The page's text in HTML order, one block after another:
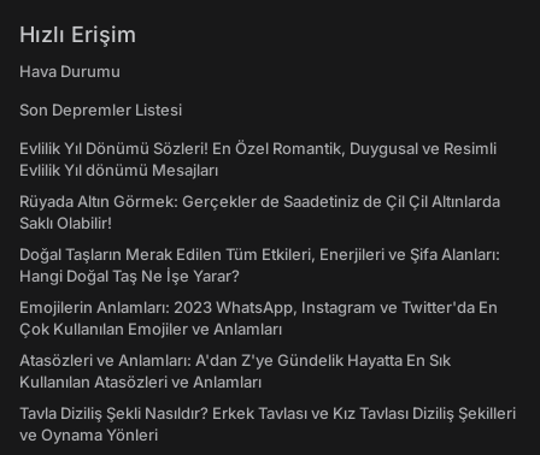
Hızlı Erişim
Hava Durumu
Son Depremler Listesi
Evlilik Yıl Dönümü Sözleri! En Özel Romantik, Duygusal ve Resimli
Evlilik Yıl dönümü Mesajları
Rüyada Altın Görmek: Gerçekler de Saadetiniz de Çil Çil Altınlarda
Saklı Olabilir!
Doğal Taşların Merak Edilen Tüm Etkileri, Enerjileri ve Şifa Alanları:
Hangi Doğal Taş Ne İşe Yarar?
Emojilerin Anlamları: 2023 WhatsApp, Instagram ve Twitter'da En
Çok Kullanılan Emojiler ve Anlamları
Atasözleri ve Anlamları: A'dan Z'ye Gündelik Hayatta En Sık
Kullanılan Atasözleri ve Anlamları
Tavla Diziliş Şekli Nasıldır? Erkek Tavlası ve Kız Tavlası Diziliş Şekilleri
ve Oynama Yönleri